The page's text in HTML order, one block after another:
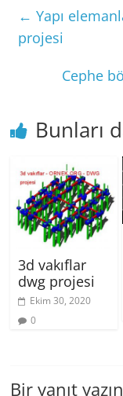
← Yapı
projesi
Cephe
Bunları
3d vakıflar
dwg projesi
Ekim 30, 2020
0
Bir yanıt yazın